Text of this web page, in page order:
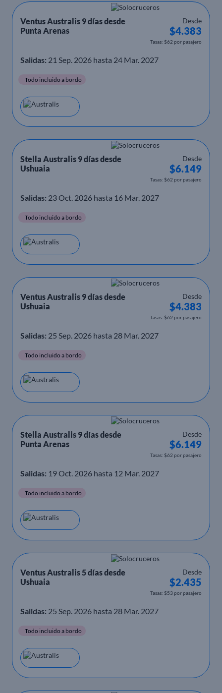
Ventus Australis 9 días desde
Punta Arenas
Desde
$4.383
Tasas: $62 por pasajero
Salidas: 21 Sep. 2026 hasta 24 Mar. 2027
Todo incluido a bordo
Stella Australis 9 días desde
Ushuaia
Desde
$6.149
Tasas: $62 por pasajero
Salidas: 23 Oct. 2026 hasta 16 Mar. 2027
Todo incluido a bordo
Ventus Australis 9 días desde
Ushuaia
Desde
$4.383
Tasas: $62 por pasajero
Salidas: 25 Sep. 2026 hasta 28 Mar. 2027
Todo incluido a bordo
Stella Australis 9 días desde
Punta Arenas
Desde
$6.149
Tasas: $62 por pasajero
Salidas: 19 Oct. 2026 hasta 12 Mar. 2027
Todo incluido a bordo
Ventus Australis 5 días desde
Ushuaia
Desde
$2.435
Tasas: $53 por pasajero
Salidas: 25 Sep. 2026 hasta 28 Mar. 2027
Todo incluido a bordo